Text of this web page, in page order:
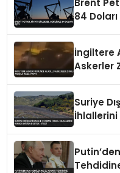
Brent
84 Doları
İngiltere
Askerler
Suriye
İhlallerini